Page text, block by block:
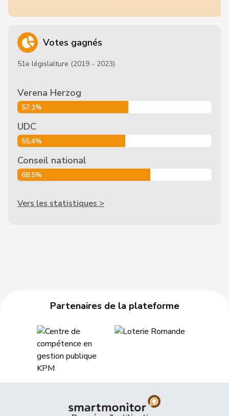
Votes gagnés
51e législalture (2019 - 2023)
Verena Herzog
57,1%
UDC
55,4%
Conseil national
68,5%
Vers les statistiques >
Partenaires de la plateforme